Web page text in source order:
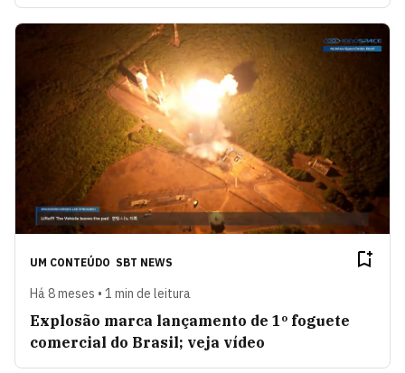
UM CONTEÚDO SBT NEWS
Há 8 meses • 1 min de leitura
Explosão marca lançamento de 1º foguete
comercial do Brasil; veja vídeo